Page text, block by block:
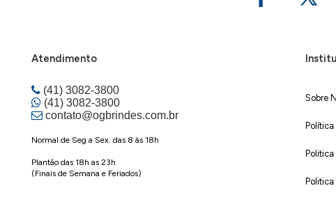
Atendimento
(41) 3082-3800
(41) 3082-3800
contato@ogbrindes.com.br
Normal de Seg a Sex. das 8 às 18h
Plantão das 18h as 23h
(Finais de Semana e Feriados)
Sobre
Politica